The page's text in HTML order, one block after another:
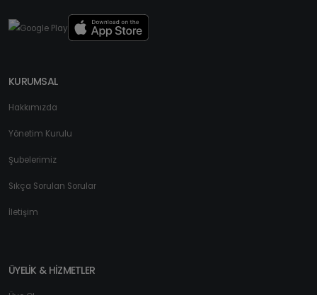
KURUMSAL
Hakkımızda
Yönetim Kurulu
Şubelerimiz
Sıkça Sorulan Sorular
İletişim
ÜYELİK & HİZMETLER